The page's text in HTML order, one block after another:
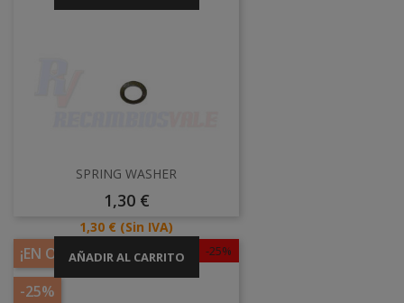
SPRING WASHER
Precio
1,30 €
Precio
1,30 € (Sin IVA)
AÑADIR AL CARRITO -25%
¡EN OFERTA!
-25%